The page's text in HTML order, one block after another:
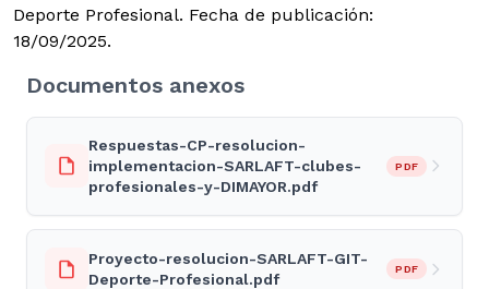
Deporte Profesional. Fecha de publicación:
18/09/2025.
Documentos anexos
Respuestas-CP-resolucion-
implementacion-SARLAFT-clubes-
profesionales-y-DIMAYOR.pdf
PDF
Proyecto-resolucion-SARLAFT-GIT-
Deporte-Profesional.pdf
PDF